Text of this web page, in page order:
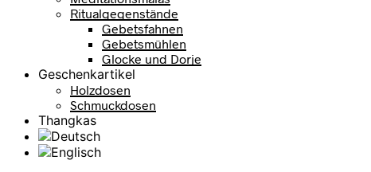
Ritualgegenstände
Gebetsfahnen
Gebetsmühlen
Glocke und Dorje
Geschenkartikel
Holzdosen
Schmuckdosen
Thangkas